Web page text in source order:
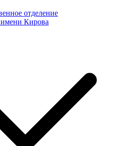
отделение
Кирова